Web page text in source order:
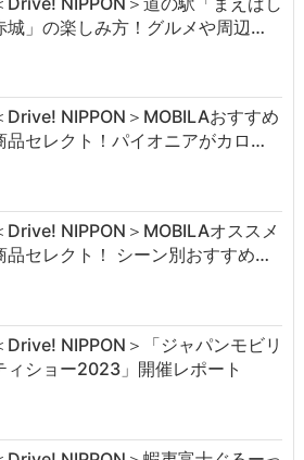
城」の楽しみ方！グルメや周辺…
Drive! NIPPON＞MOBILAおすすめ
品セレクト！パイオニアがカロ…
Drive! NIPPON＞MOBILAオススメ
品セレクト！ シーン別おすすめ…
Drive! NIPPON＞「ジャパンモビリ
ィショー2023」開催レポート